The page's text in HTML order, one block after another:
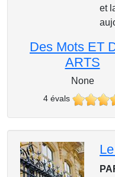
et
Des Mots ET
ARTS
None
4 évals